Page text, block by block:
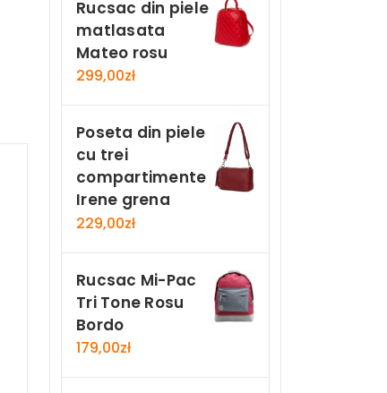
Rucsac din piele
matlasata
Mateo rosu
299,00zł
Poseta din piele
cu trei
compartimente
Irene grena
229,00zł
Rucsac Mi-Pac
Tri Tone Rosu
Bordo
179,00zł